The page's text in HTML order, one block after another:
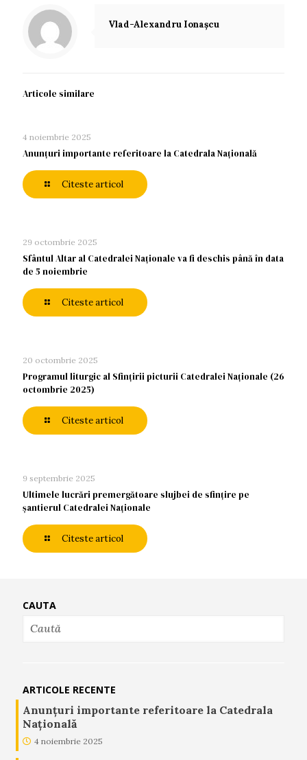
Vlad-Alexandru Ionașcu
Articole similare
4 noiembrie 2025
Anunţuri importante referitoare la Catedrala Naţională
Citeste articol
29 octombrie 2025
Sfântul Altar al Catedralei Naționale va fi deschis până în data
de 5 noiembrie
Citeste articol
20 octombrie 2025
Programul liturgic al Sfințirii picturii Catedralei Naționale (26
octombrie 2025)
Citeste articol
9 septembrie 2025
Ultimele lucrări premergătoare slujbei de sfințire pe
șantierul Catedralei Naționale
Citeste articol
CAUTA
ARTICOLE RECENTE
Anunţuri importante referitoare la Catedrala
Naţională
4 noiembrie 2025